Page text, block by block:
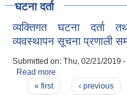
घटना दर्ता
व्यक्तिगत घटना दर्ता
व्यवस्थापन सूचना प्रणाली
Submitted on: Thu, 02/21/2019
Read more
व्यवस्थापन सूचना
Pages
« first ‹ previous